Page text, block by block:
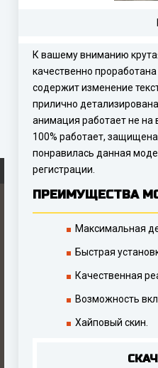
К вашему вниманию
качественно
содержит изменение
прилично
анимация работает не на
100% работает,
понравилась данная
регистрации.
ПРЕИМУЩЕСТВА
Максимальная
Быстрая
Качественная
Возможность
Хайповый скин.